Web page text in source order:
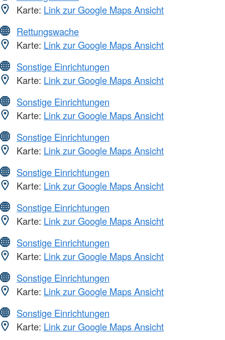
Karte: Link zur Google Maps Ansicht
Rettungswache
Karte: Link zur Google Maps Ansicht
Sonstige Einrichtungen
Karte: Link zur Google Maps Ansicht
Sonstige Einrichtungen
Karte: Link zur Google Maps Ansicht
Sonstige Einrichtungen
Karte: Link zur Google Maps Ansicht
Sonstige Einrichtungen
Karte: Link zur Google Maps Ansicht
Sonstige Einrichtungen
Karte: Link zur Google Maps Ansicht
Sonstige Einrichtungen
Karte: Link zur Google Maps Ansicht
Sonstige Einrichtungen
Karte: Link zur Google Maps Ansicht
Sonstige Einrichtungen
Karte: Link zur Google Maps Ansicht